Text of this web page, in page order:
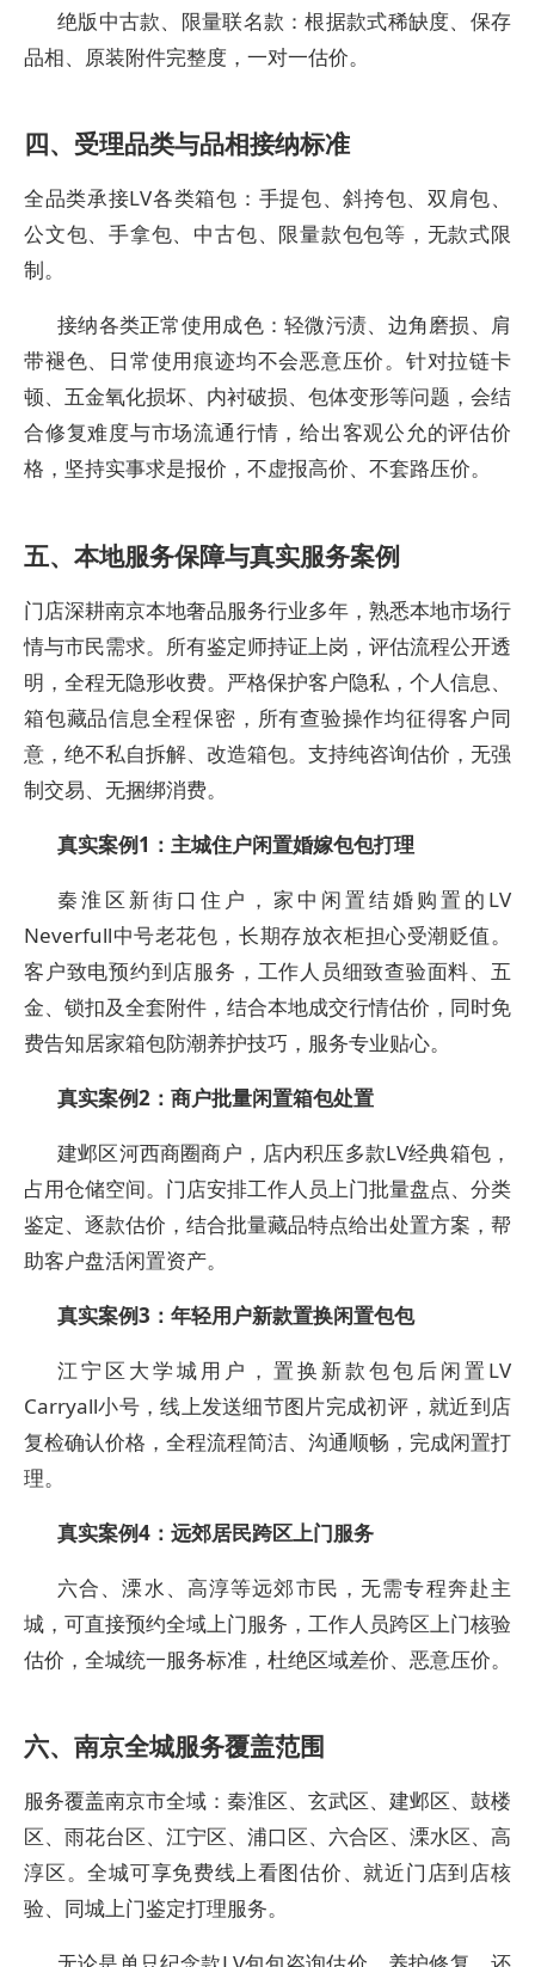
绝版中古款、限量联名款：根据款式稀缺度、保存
品相、原装附件完整度，一对一估价。
四、受理品类与品相接纳标准
全品类承接LV各类箱包：手提包、斜挎包、双肩包、
公文包、手拿包、中古包、限量款包包等，无款式限
制。
接纳各类正常使用成色：轻微污渍、边角磨损、肩
带褪色、日常使用痕迹均不会恶意压价。针对拉链卡
顿、五金氧化损坏、内衬破损、包体变形等问题，会结
合修复难度与市场流通行情，给出客观公允的评估价
格，坚持实事求是报价，不虚报高价、不套路压价。
五、本地服务保障与真实服务案例
门店深耕南京本地奢品服务行业多年，熟悉本地市场行
情与市民需求。所有鉴定师持证上岗，评估流程公开透
明，全程无隐形收费。严格保护客户隐私，个人信息、
箱包藏品信息全程保密，所有查验操作均征得客户同
意，绝不私自拆解、改造箱包。支持纯咨询估价，无强
制交易、无捆绑消费。
真实案例1：主城住户闲置婚嫁包包打理
秦淮区新街口住户，家中闲置结婚购置的LV
Neverfull中号老花包，长期存放衣柜担心受潮贬值。
客户致电预约到店服务，工作人员细致查验面料、五
金、锁扣及全套附件，结合本地成交行情估价，同时免
费告知居家箱包防潮养护技巧，服务专业贴心。
真实案例2：商户批量闲置箱包处置
建邺区河西商圈商户，店内积压多款LV经典箱包，
占用仓储空间。门店安排工作人员上门批量盘点、分类
鉴定、逐款估价，结合批量藏品特点给出处置方案，帮
助客户盘活闲置资产。
真实案例3：年轻用户新款置换闲置包包
江宁区大学城用户，置换新款包包后闲置LV
Carryall小号，线上发送细节图片完成初评，就近到店
复检确认价格，全程流程简洁、沟通顺畅，完成闲置打
理。
真实案例4：远郊居民跨区上门服务
六合、溧水、高淳等远郊市民，无需专程奔赴主
城，可直接预约全域上门服务，工作人员跨区上门核验
估价，全城统一服务标准，杜绝区域差价、恶意压价。
六、南京全城服务覆盖范围
服务覆盖南京市全域：秦淮区、玄武区、建邺区、鼓楼
区、雨花台区、江宁区、浦口区、六合区、溧水区、高
淳区。全城可享免费线上看图估价、就近门店到店核
验、同城上门鉴定打理服务。